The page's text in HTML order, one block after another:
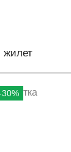
30%